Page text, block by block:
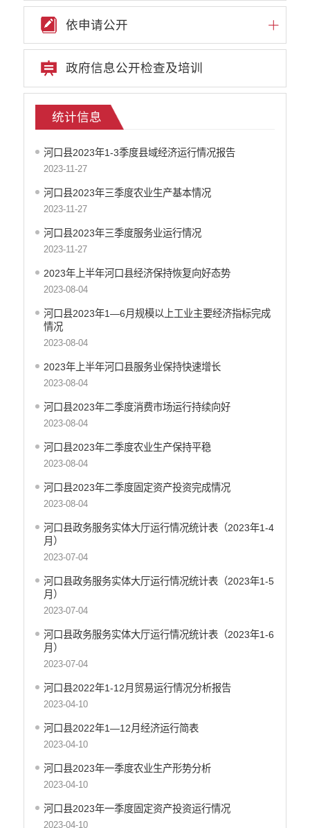
维稳就业
乡村振兴
养老服务
医疗卫生
统计信息
公共文化服务
食品药品监管
产品质量
安全生产
依申请公开
政府信息公开检查及培训
统计信息
河口县2023年1-3季度县域经济运行情况报告
2023-11-27
河口县2023年三季度农业生产基本情况
2023-11-27
河口县2023年三季度服务业运行情况
2023-11-27
2023年上半年河口县经济保持恢复向好态势
2023-08-04
河口县2023年1—6月规模以上工业主要经济指标完成
情况
2023-08-04
2023年上半年河口县服务业保持快速增长
2023-08-04
河口县2023年二季度消费市场运行持续向好
2023-08-04
河口县2023年二季度农业生产保持平稳
2023-08-04
河口县2023年二季度固定资产投资完成情况
2023-08-04
河口县政务服务实体大厅运行情况统计表（2023年1-4
月）
2023-07-04
河口县政务服务实体大厅运行情况统计表（2023年1-5
月）
2023-07-04
河口县政务服务实体大厅运行情况统计表（2023年1-6
月）
2023-07-04
河口县2022年1-12月贸易运行情况分析报告
2023-04-10
河口县2022年1—12月经济运行简表
2023-04-10
河口县2023年一季度农业生产形势分析
2023-04-10
河口县2023年一季度固定资产投资运行情况
2023-04-10